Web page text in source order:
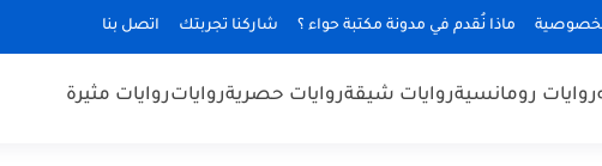
ماذا نُقدم في مدونة مكتبة حواء ؟ شاركنا تجربتك اتصل بنا
روايات رومانسيةروايات شيقةروايات حصريةرواياتروايات مثيرة